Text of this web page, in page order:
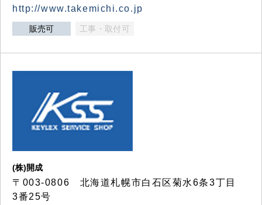
http://www.takemichi.co.jp
販売可 工事・取付可
(株)開成
〒003-0806 北海道札幌市白石区菊水6条3丁目
3番25号